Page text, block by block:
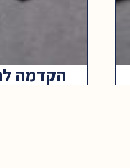
הקדמה